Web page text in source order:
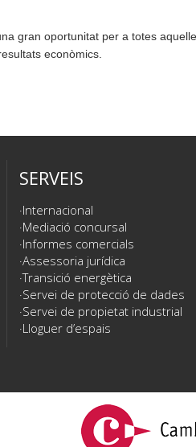
gran oportunitat per a totes
econòmics.
SERVEIS
Internacional
Mediació concursal
Informes comercials
Assessoria jurídica
Transició energètica
Servei de protecció de dades
Servei de propietat industrial
Lloguer d’espais